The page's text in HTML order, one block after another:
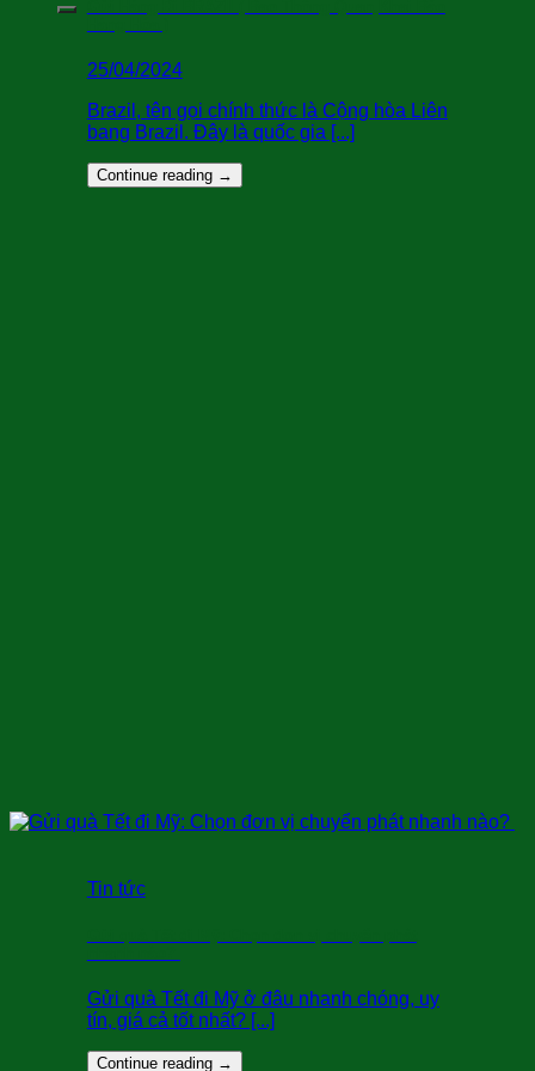
25/04/2024
Brazil, tên gọi chính thức là Cộng hòa Liên
bang Brazil. Đây là quốc gia [...]
Continue reading →
Tin tức
Gửi quà Tết đi Mỹ ở đâu nhanh chóng, uy
tín, giá cả tốt nhất? [...]
Continue reading →